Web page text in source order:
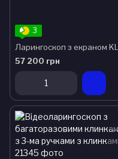
3
57 200 грн